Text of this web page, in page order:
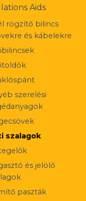
Aids
rögzítő bilincs
és kábelekre
szerelési
szalagok
és jelölő
paszták